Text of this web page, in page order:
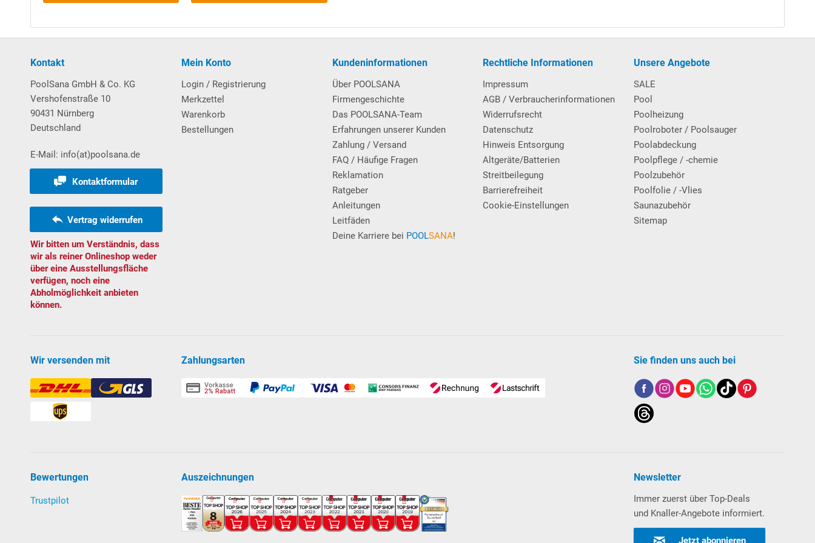
Weitere wissenswerte Informationen über unsereHQ-Stahlwandbecken
Einhänge-Leiter aus V2A-Edelstahl
, weit ausladend und mit 4 Trittstufen, die jeweils über 2 elegante schwarze
Kunststoff-Auflagen verfügen. An der Außenseite des Schwimmbads erfolgt die Befestigung der Poolleiter mittels
Kunststoff-Einbauhülsen (im Lieferumfang enthalten), welche ebenerdig einzementiert werden und als Aufnahme für
die Leiterholme dienen. Max. Belastbarkeit: 110 kg.
UV-Entkeimungsgerät
DasPOOLSANAUV-Entkeimungsgerät
eingebunden. Das physisch gereinigte, von der Sandfilteranlage kommende Wasser wird im Entkeimungsgerät einer
hohen Dosis an kurzwelligen UV-C Strahlen ausgesetzt, wodurch fast alle Bakterien, Viren und sogar Schimmelpilze
abgetötet werden. Die Zugabe von Wasserpflegemitteln kann dadurch um bis zu 80% reduziert werden. Ist das
Entkeimungsgerät täglich mind. 8-10 Stunden in Betrieb, kann sogar komplett auf Langzeitchlor verzichtet werden*.
Leistung: 75 W
Gehäuse:V4AEdelstahl
Download Anleitung UV-Entkeimungsgerät
Kontakt
PoolSana GmbH & Co. KG
Vershofenstraße 10
90431 Nürnberg
Deutschland
E-Mail: info(at)poolsana.de
Kontaktformular
Vertrag widerrufen
Wir bitten um Verständnis, dass
wir als reiner Onlineshop weder
über eine Ausstellungsfläche
verfügen, noch eine
Abholmöglichkeit anbieten
können.
Mein Konto
Login / Registrierung
Merkzettel
Warenkorb
Bestellungen
Kundeninformationen
Über POOLSANA
Firmengeschichte
Das POOLSANA-Team
Erfahrungen unserer Kunden
Zahlung / Versand
FAQ / Häufige Fragen
Reklamation
Ratgeber
Anleitungen
Leitfäden
Deine Karriere bei POOLSANA!
Rechtliche Informationen
Impressum
AGB / Verbraucherinformationen
Widerrufsrecht
Datenschutz
Hinweis Entsorgung
Altgeräte/Batterien
Streitbeilegung
Barrierefreiheit
Cookie-Einstellungen
Unsere Angebote
SALE
Pool
Poolheizung
Poolroboter / Poolsauger
Poolabdeckung
Poolpflege / -chemie
Poolzubehör
Poolfolie / -Vlies
Saunazubehör
Sitemap
Wir versenden mit Zahlungsarten Sie finden uns auch bei
Bewertungen
Trustpilot
Auszeichnungen Newsletter
Immer zuerst über Top-Deals
und Knaller-Angebote informiert.
Jetzt abonnieren